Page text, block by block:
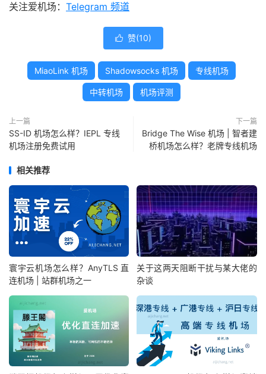
关注爱机场： Telegram 频道
 赞(10)
MiaoLink 机场 Shadowsocks 机场 专线机场
中转机场 机场评测
上一篇
SS-ID 机场怎么样？IEPL 专线
机场注册免费试用
下一篇
Bridge The Wise 机场 | 智者建
桥机场怎么样？老牌专线机场
相关推荐
寰宇云机场怎么样？AnyTLS 直
连机场 | 站群机场之一
关于这两天阻断干扰与某大佬的
杂谈